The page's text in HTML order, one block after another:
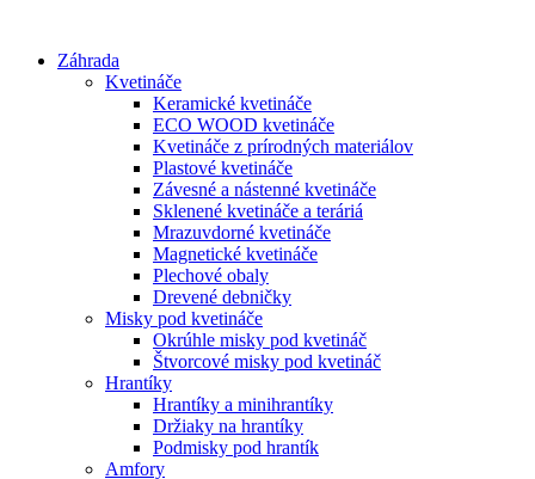
obsah
Záhrada
Kvetináče
Keramické kvetináče
ECO WOOD kvetináče
Kvetináče z prírodných materiálov
Plastové kvetináče
Závesné a nástenné kvetináče
Sklenené kvetináče a teráriá
Mrazuvdorné kvetináče
Magnetické kvetináče
Plechové obaly
Drevené debničky
Misky pod kvetináče
Okrúhle misky pod kvetináč
Štvorcové misky pod kvetináč
Hrantíky
Hrantíky a minihrantíky
Držiaky na hrantíky
Podmisky pod hrantík
Amfory